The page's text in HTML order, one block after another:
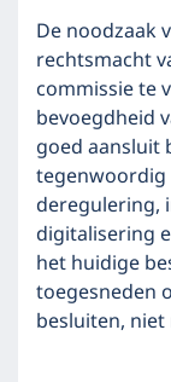
De noodzaak
rechtsmacht
commissie te
bevoegdheid
goed aansluit
tegenwoordig
deregulering,
digitalisering
het huidige
toegesneden
besluiten,